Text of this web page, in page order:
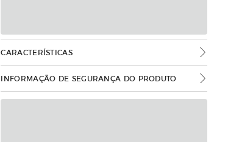
CARACTERÍSTICAS
INFORMAÇÃO DE SEGURANÇA DO PRODUTO